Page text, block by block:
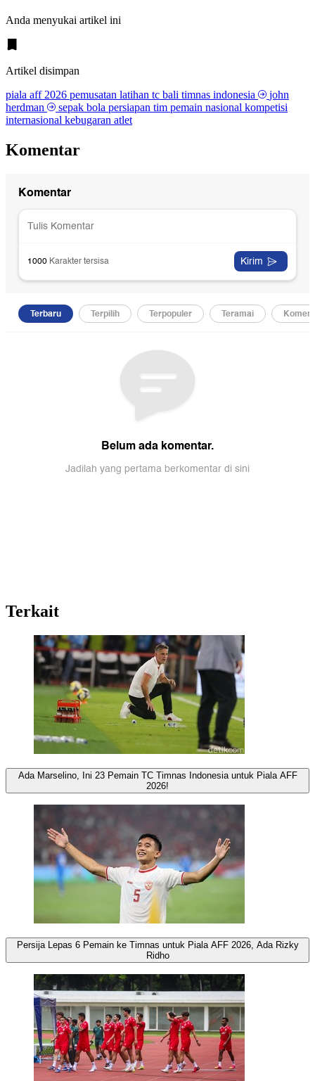
Anda menyukai artikel ini
Artikel disimpan
piala aff 2026 pemusatan latihan tc bali timnas indonesia
john
herdman
sepak bola persiapan tim pemain nasional kompetisi
internasional kebugaran atlet
Komentar
Terkait
Ada Marselino, Ini 23 Pemain TC Timnas Indonesia untuk Piala AFF
2026!
Persija Lepas 6 Pemain ke Timnas untuk Piala AFF 2026, Ada Rizky
Ridho